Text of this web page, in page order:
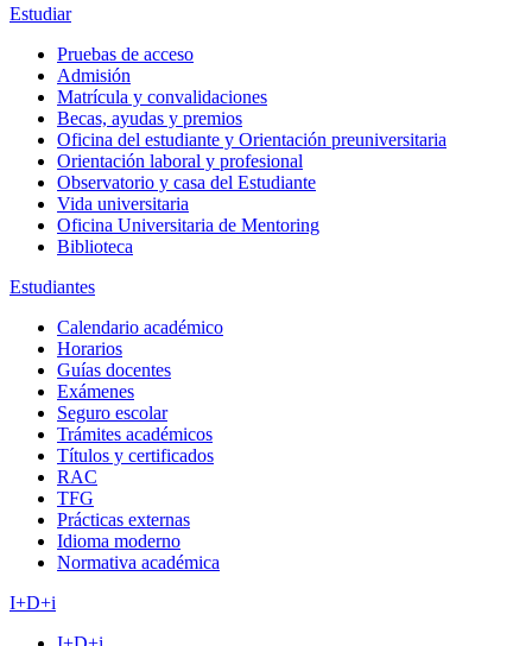
Estudiar
Pruebas de acceso
Admisión
Matrícula y convalidaciones
Becas, ayudas y premios
Oficina del estudiante y Orientación preuniversitaria
Orientación laboral y profesional
Observatorio y casa del Estudiante
Vida universitaria
Oficina Universitaria de Mentoring
Biblioteca
Estudiantes
Calendario académico
Horarios
Guías docentes
Exámenes
Seguro escolar
Trámites académicos
Títulos y certificados
RAC
TFG
Prácticas externas
Idioma moderno
Normativa académica
I+D+i